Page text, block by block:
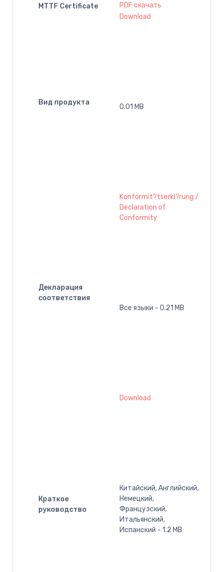
MTTF Certificate
PDF скачать
Вид продукта
Download
0.01 MB
Декларация
соответствия
Konformit?tserkl?rung /
Declaration of
Conformity
Все языки - 0.21 MB
Краткое
руководство
Download
Китайский, Английский,
Немецкий,
Французский,
Итальянский,
Испанский - 1.2 MB